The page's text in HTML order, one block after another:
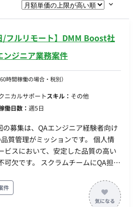
/フルリモート】DMM Boost社
ンジニア業務案件
時間稼働の場合・税別）
ニカルサポートスキル： その他
働日数： 週5日
募集は、QAエンジニア経験者向け
質管理がミッションです。 個人情
ビスにおいて、安定した品質の高い
可欠です。 スクラムチームにQA担当
・作成・実施までを主体的に遂行い
件